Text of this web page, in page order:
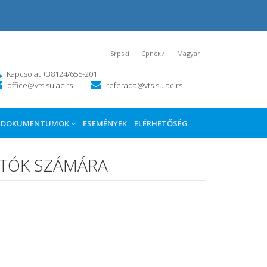
Srpski Српски Magyar
Kapcsolat +38124/655-201
office@vts.su.ac.rs
referada@vts.su.ac.rs
DOKUMENTUMOK ESEMÉNYEK ELÉRHETŐSÉG
SZÁMÁRA